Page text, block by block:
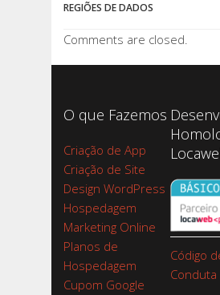
REGIÕES DE DADOS
Comments are closed.
O que Fazemos
Criação de App
Criação de Site
Design WordPress
Hospedagem
Marketing Online
Planos de
Hospedagem
Cupom Google
Código
Conduta